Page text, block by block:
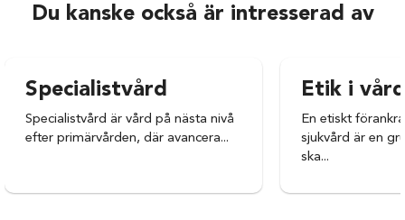
Du kanske också är intresserad av
Specialistvård
Specialistvård är vård på nästa nivå
efter primärvården, där avancera...
Etik i
En etiskt
sjukvård är en
ska...